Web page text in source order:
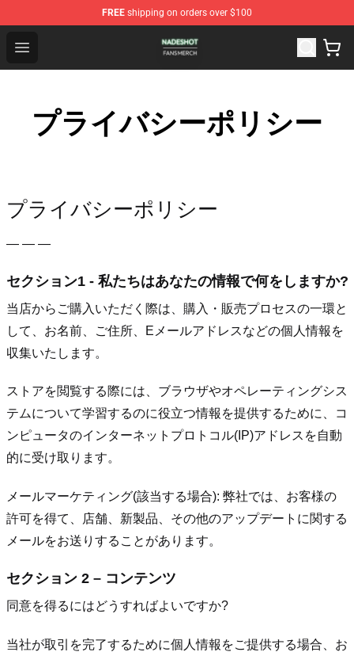
FREE shipping on orders over $100
Open menu
Nadeshot Shop - Official Nadeshot Merchandise Store
プライバシーポリシー
プライバシーポリシー
— — —
セクション1 - 私たちはあなたの情報で何をしますか?
当店からご購入いただく際は、購入・販売プロセスの一環と
して、お名前、ご住所、Eメールアドレスなどの個人情報を
収集いたします。
ストアを閲覧する際には、ブラウザやオペレーティングシス
テムについて学習するのに役立つ情報を提供するために、コ
ンピュータのインターネットプロトコル(IP)アドレスを自動
的に受け取ります。
メールマーケティング(該当する場合): 弊社では、お客様の
許可を得て、店舗、新製品、その他のアップデートに関する
メールをお送りすることがあります。
セクション 2 – コンテンツ
同意を得るにはどうすればよいですか?
当社が取引を完了するために個人情報をご提供する場合、お